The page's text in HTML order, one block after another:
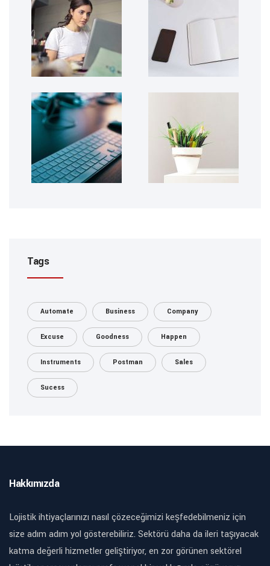
Tags
Automate Business Company
Excuse Goodness Happen
Instruments Postman Sales
Sucess
Hakkımızda
Lojistik ihtiyaçlarınızı nasıl çözeceğimizi keşfedebilmeniz için
size adım adım yol gösterebiliriz. Sektörü daha da ileri taşıyacak
katma değerli hizmetler geliştiriyor, en zor görünen sektörel